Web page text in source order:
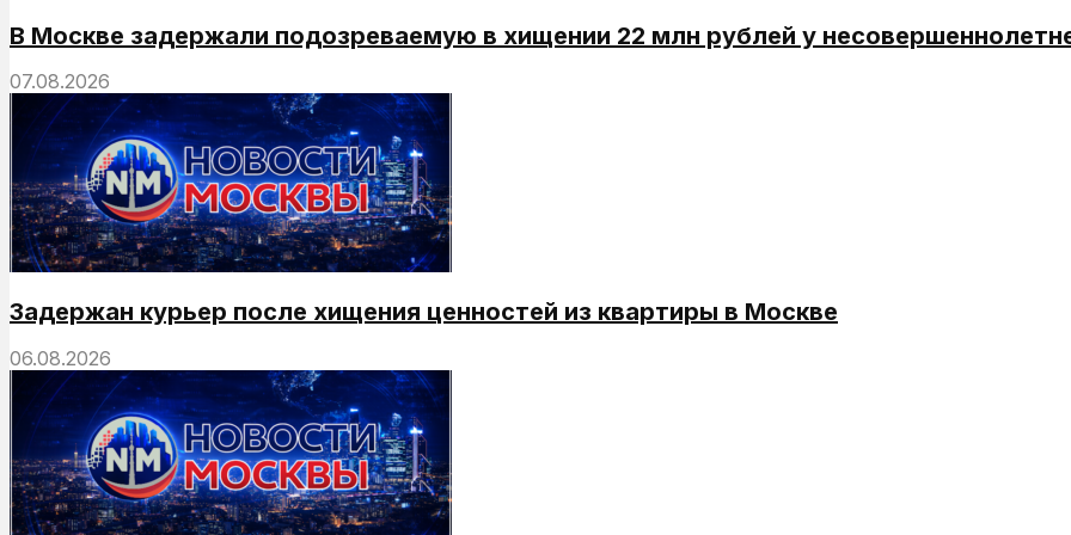
В Москве задержали подозреваемую в хищении 22 млн рублей у
07.08.2026
Задержан курьер после хищения ценностей из квартиры в Москве
06.08.2026